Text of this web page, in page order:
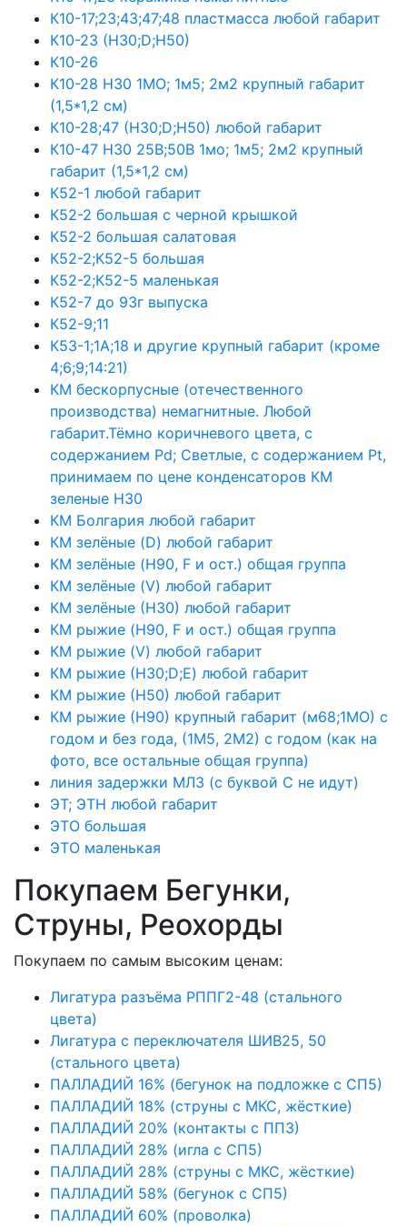
К10-17;23;43;47;48 пластмасса любой габарит
К10-23 (Н30;D;Н50)
К10-26
К10-28 Н30 1МО; 1м5; 2м2 крупный габарит
(1,5*1,2 см)
К10-28;47 (Н30;D;Н50) любой габарит
К10-47 Н30 25В;50В 1мо; 1м5; 2м2 крупный
габарит (1,5*1,2 см)
К52-1 любой габарит
К52-2 большая с черной крышкой
К52-2 большая салатовая
К52-2;К52-5 большая
К52-2;К52-5 маленькая
К52-7 до 93г выпуска
К52-9;11
К53-1;1А;18 и другие крупный габарит (кроме
4;6;9;14:21)
КМ бескорпусные (отечественного
производства) немагнитные. Любой
габарит.Тёмно коричневого цвета, с
содержанием Pd; Светлые, с содержанием Pt,
принимаем по цене конденсаторов КМ
зеленые Н30
КМ Болгария любой габарит
КМ зелёные (D) любой габарит
КМ зелёные (H90, F и ост.) общая группа
КМ зелёные (V) любой габарит
КМ зелёные (Н30) любой габарит
КМ рыжие (H90, F и ост.) общая группа
КМ рыжие (V) любой габарит
КМ рыжие (Н30;D;E) любой габарит
КМ рыжие (Н50) любой габарит
КМ рыжие (Н90) крупный габарит (м68;1МО) с
годом и без года, (1М5, 2М2) с годом (как на
фото, все остальные общая группа)
линия задержки МЛЗ (с буквой С не идут)
ЭТ; ЭТН любой габарит
ЭТО большая
ЭТО маленькая
Покупаем Бегунки,
Струны, Реохорды
Покупаем по самым высоким ценам:
Лигатура разъёма РППГ2-48 (стального
цвета)
Лигатура с переключателя ШИВ25, 50
(стального цвета)
ПАЛЛАДИЙ 16% (бегунок на подложке с СП5)
ПАЛЛАДИЙ 18% (струны с МКС, жёсткие)
ПАЛЛАДИЙ 20% (контакты с ПП3)
ПАЛЛАДИЙ 28% (игла с СП5)
ПАЛЛАДИЙ 28% (струны с МКС, жёсткие)
ПАЛЛАДИЙ 58% (бегунок с СП5)
ПАЛЛАДИЙ 60% (проволка)